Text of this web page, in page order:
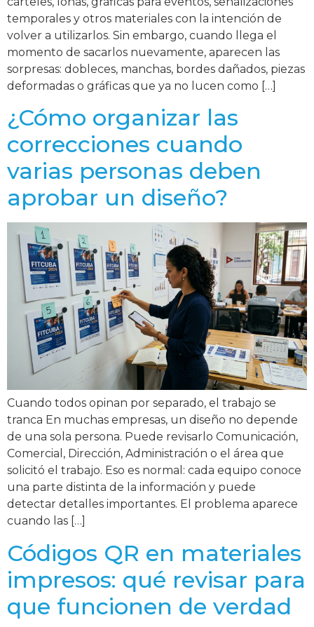
temporales y otros materiales con la intención de
volver a utilizarlos. Sin embargo, cuando llega el
momento de sacarlos nuevamente, aparecen las
sorpresas: dobleces, manchas, bordes dañados, piezas
deformadas o gráficas que ya no lucen como […]
¿Cómo organizar las
correcciones cuando
varias personas deben
aprobar un diseño?
Cuando todos opinan por separado, el trabajo se
tranca En muchas empresas, un diseño no depende
de una sola persona. Puede revisarlo Comunicación,
Comercial, Dirección, Administración o el área que
solicitó el trabajo. Eso es normal: cada equipo conoce
una parte distinta de la información y puede
detectar detalles importantes. El problema aparece
cuando las […]
Códigos QR en materiales
impresos: qué revisar para
que funcionen de verdad